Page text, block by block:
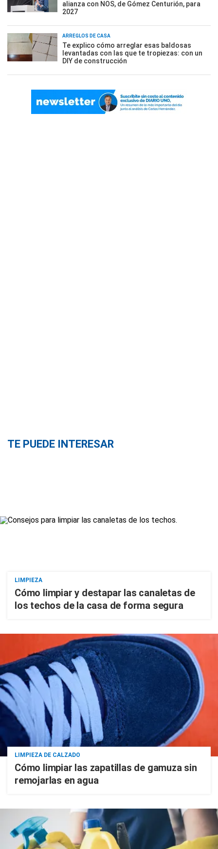
alianza con NOS, de Gómez Centurión, para
2027
ARREGLOS DE CASA
Te explico cómo arreglar esas baldosas
levantadas con las que te tropiezas: con un
DIY de construcción
TE PUEDE INTERESAR
LIMPIEZA
Cómo limpiar y destapar las canaletas de
los techos de la casa de forma segura
LIMPIEZA DE CALZADO
Cómo limpiar las zapatillas de gamuza sin
remojarlas en agua